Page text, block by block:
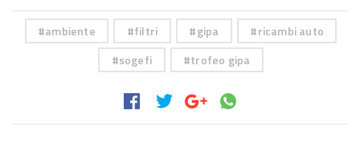
ambiente filtri gipa
ricambi auto
sogefi
trofeo gipa